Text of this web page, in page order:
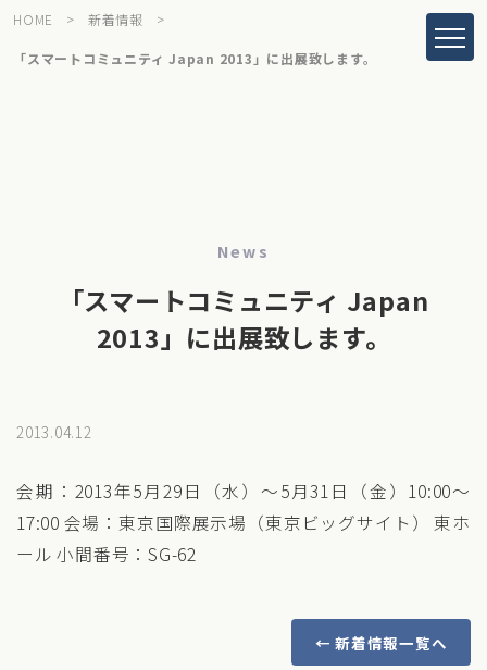
HOME > 新着情報 >
「スマートコミュニティ Japan 2013」に出展致します。
「スマートコミュニティ Japan
2013」に出展致します。
News
2013.04.12
会期：2013年5月29日（水）～5月31日（金）10:00～
17:00 会場：東京国際展示場（東京ビッグサイト） 東ホ
ール 小間番号：SG-62
← 新着情報一覧へ